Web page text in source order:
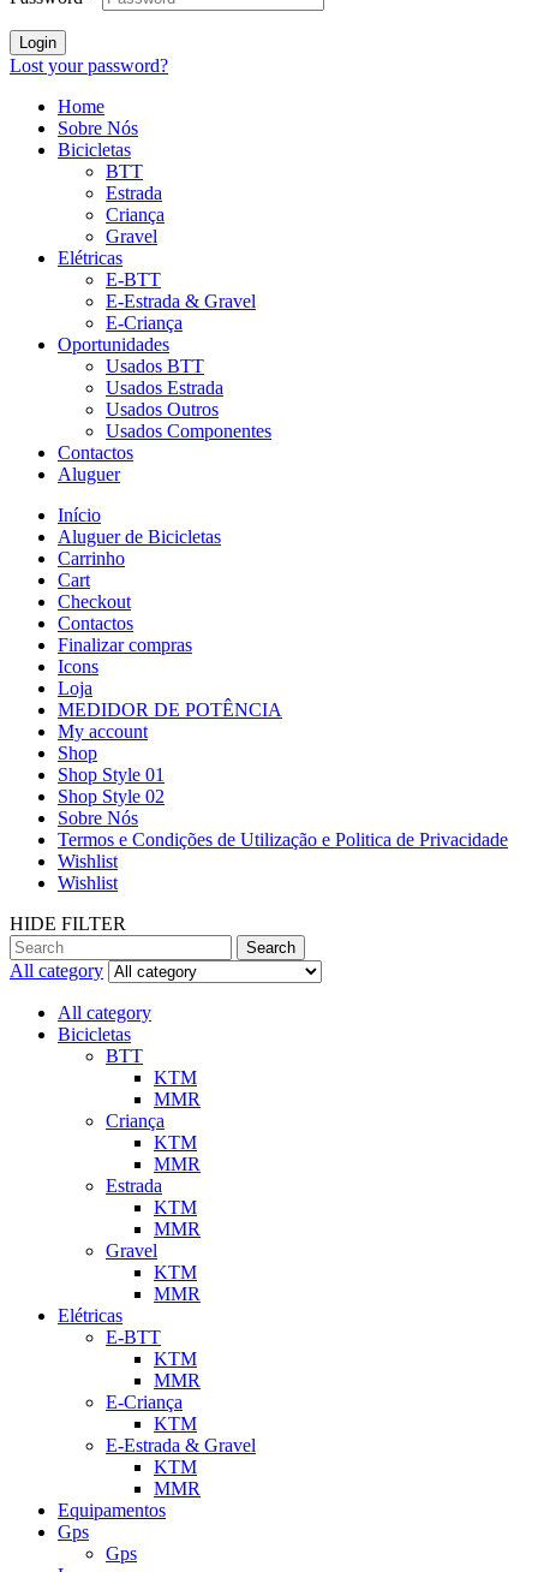
Login
Lost your password?
Home
Sobre Nós
Bicicletas
BTT
Estrada
Criança
Gravel
Elétricas
E-BTT
E-Estrada & Gravel
E-Criança
Oportunidades
Usados BTT
Usados Estrada
Usados Outros
Usados Componentes
Contactos
Aluguer
Início
Aluguer de Bicicletas
Carrinho
Cart
Checkout
Contactos
Finalizar compras
Icons
Loja
MEDIDOR DE POTÊNCIA
My account
Shop
Shop Style 01
Shop Style 02
Sobre Nós
Termos e Condições de Utilização e Politica de Privacidade
Wishlist
Wishlist
HIDE FILTER
Search
All category
All category
Bicicletas
BTT
KTM
MMR
Criança
KTM
MMR
Estrada
KTM
MMR
Gravel
KTM
MMR
Elétricas
E-BTT
KTM
MMR
E-Criança
KTM
E-Estrada & Gravel
KTM
MMR
Equipamentos
Gps
Gps